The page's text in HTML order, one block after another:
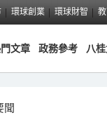
環球創業 環球財智
文章 政務參考 八
聞